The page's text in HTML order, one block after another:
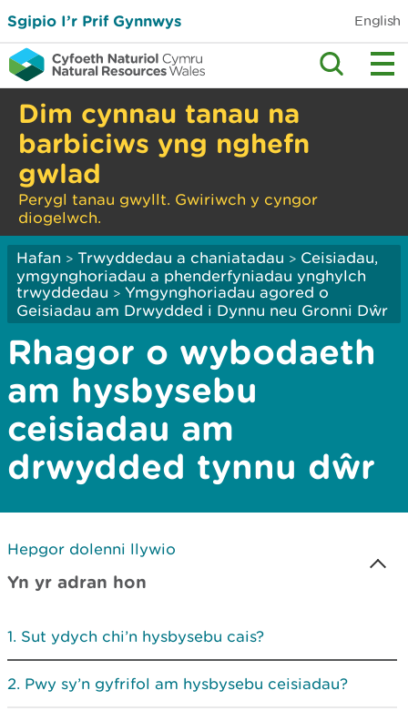
Sgipio I’r Prif Gynnwys English
Dim cynnau tanau na
barbiciws yng nghefn
gwlad
Perygl tanau gwyllt. Gwiriwch y cyngor
diogelwch.
Hafan > Trwyddedau a chaniatadau > Ceisiadau,
ymgynghoriadau a phenderfyniadau ynghylch
trwyddedau > Ymgynghoriadau agored o
Geisiadau am Drwydded i Dynnu neu Gronni Dŵr
Rhagor o wybodaeth
am hysbysebu
ceisiadau am
drwydded tynnu dŵr
Hepgor dolenni llywio
Yn yr adran hon
Sut ydych chi’n hysbysebu cais?
Pwy sy’n gyfrifol am hysbysebu ceisiadau?